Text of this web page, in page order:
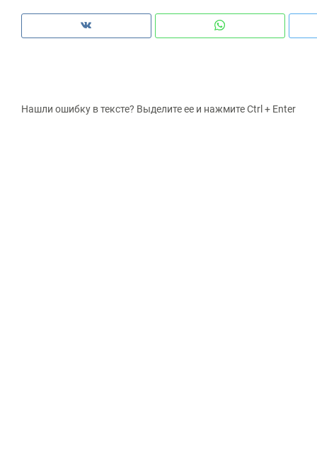
Нашли ошибку в тексте? Выделите ее и нажмите Ctrl + Enter